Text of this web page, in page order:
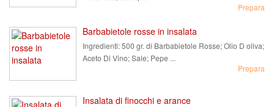
Prepara
Barbabietole rosse in insalata
Ingredienti:500 gr. di Barbabietole Rosse; Olio D oliva;
Aceto Di Vino; Sale; Pepe ...
Prepara
Insalata di finocchi e arance